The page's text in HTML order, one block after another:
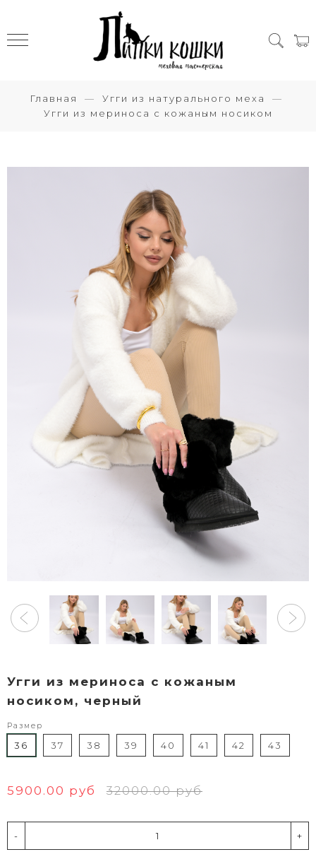
Главная
Угги из натурального меха
Угги из мериноса с кожаным носиком
Угги из мериноса с кожаным
носиком, черный
Размер
36 37 38 39 40 41 42 43
5900.00 руб 32000.00 руб
- +